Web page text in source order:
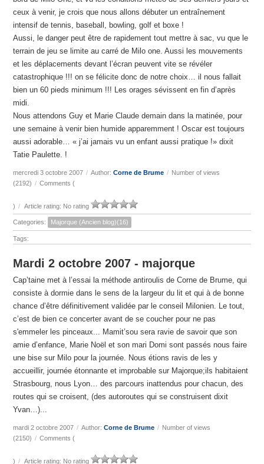
ceux à venir, je crois que nous allons débuter un entraînement
intensif de tennis, baseball, bowling, golf et boxe !
Aussi, le danger peut être de rapidement tout mettre à sac, vu que le
terrain de jeu se limite au carré de Milo one. Aussi les mouvements
et les déplacements devant l’écran peuvent vite se révéler
catastrophique !!! on se félicite donc de notre choix… il nous fallait
bien un 60 pieds minimum !!! Les orages sévissent en fin d’après
midi.
Nous attendons Guy et Marie Claude demain dans la matinée, pour
une semaine à venir bien humide apparemment ! Oscar est toujours
aussi adorable… « j’ai jamais vu un enfant aussi pratique !» dixit
Tatie Paulette. !
mercredi 3 octobre 2007 / Author:Corne de Brume / Number of views
(2192) / Comments (
) / Article rating: No rating
Categories: Majorque (Ancien blog)(16)
Tags:
Mardi 2 octobre 2007 - majorque
Cap’taine met à l’essai la méthode antiroulis de Corne de Brume, qui
consiste à dormie dans le sens de la largeur du lit et qui à de bonne
chance d’être définitivement validée par le conseil Milonien. Le tout,
c’est de bien ce concerter avant de se coucher pour ne pas
s'emmeler les pinceaux... Mamit’sou sera ravie de savoir que son
amie d’enfance, Marie Noël et son mari Domi sont passés nous faire
une bise sur Milo pour la journée. Nous étions ravis de les y
accueillir, journée étonnante et improbable sur Majorque;ils habitaient
Strasbourg, nous Lyon… des parcours inattendus pour chacun, des
routes qui se croisent, (des autoroutes qui se construisent dixit
Yvan…)...
mardi 2 octobre 2007 / Author:Corne de Brume / Number of views
(2150) / Comments (
) / Article rating: No rating